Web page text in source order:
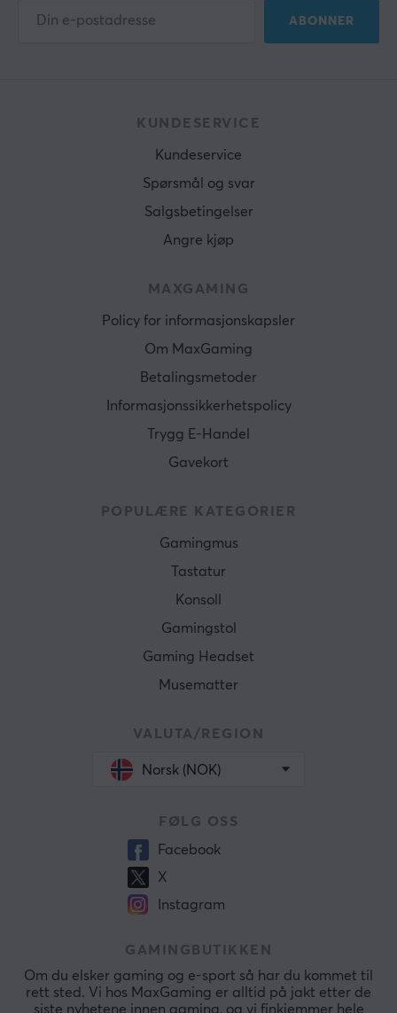
ABONNER
KUNDESERVICE
Kundeservice
Spørsmål og svar
Salgsbetingelser
Angre kjøp
MAXGAMING
Policy for informasjonskapsler
Om MaxGaming
Betalingsmetoder
Informasjonssikkerhetspolicy
Trygg E-Handel
Gavekort
POPULÆRE KATEGORIER
Gamingmus
Tastatur
Konsoll
Gamingstol
Gaming Headset
Musematter
VALUTA/REGION
Norsk (NOK)
FØLG OSS
Facebook
X
Instagram
GAMINGBUTIKKEN
Om du elsker gaming og e-sport så har du kommet til
rett sted. Vi hos MaxGaming er alltid på jakt etter de
siste nyhetene innen gaming, og vi finkjemmer hele